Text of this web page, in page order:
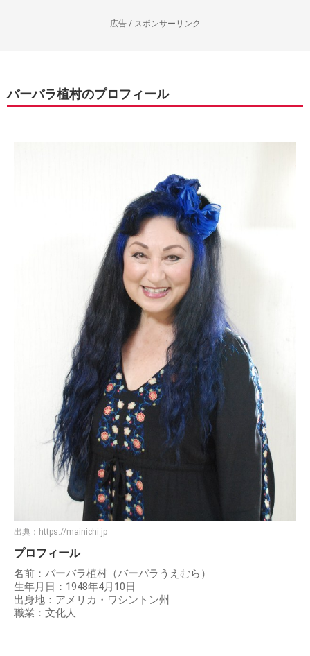
広告 / スポンサーリンク
バーバラ植村のプロフィール
出典： https://mainichi.jp
プロフィール
名前：バーバラ植村（バーバラうえむら）
生年月日：1948年4月10日
出身地：アメリカ・ワシントン州
職業：文化人